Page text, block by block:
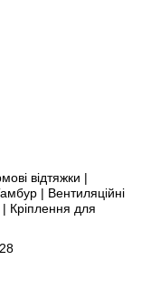
відтяжки |
| Вентиляційні
| Кріплення для